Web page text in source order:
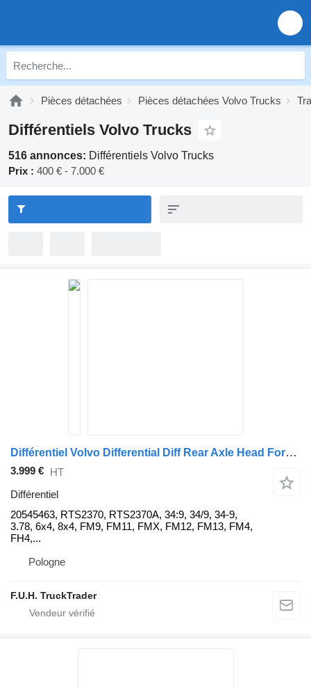
Pièces détachées Pièces détachées Volvo Trucks
Différentiels Volvo Trucks
516 annonces: Différentiels Volvo Trucks
Prix : 400 € - 7.000 €
Différentiel Volvo Differential Diff Rear Axle Head Forward Wkład mostu Dyfer FH FM 20545463 pour camion Volvo Differential Diff Rear Axle Head Forward Wkład mostu Dyfer VOLVO FH FM 12 13 FM4 FH4 RTS2370A 3.78 34/9 6x4 8x4 FM9
3.999 € HT
Différentiel
20545463, RTS2370, RTS2370A, 34:9, 34/9, 34-9,
3.78, 6x4, 8x4, FM9, FM11, FMX, FM12, FM13, FM4,
FH4,...
Pologne
F.U.H. TruckTrader